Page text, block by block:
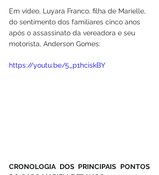
Em vídeo, Luyara Franco, filha de Marielle,
do sentimento dos familiares cinco anos
após o assassinato da vereadora e seu
motorista, Anderson Gomes:
https://youtu.be/5_p1hciskBY
CRONOLOGIA DOS PRINCIPAIS PONTOS